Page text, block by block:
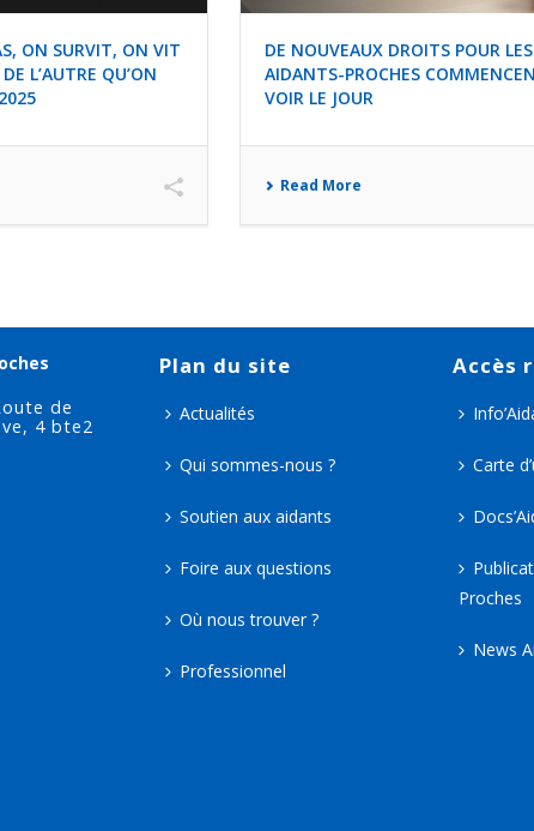
ON SURVIT, ON VIT
L’AUTRE QU’ON
DE NOUVEAUX DROITS POUR LES
AIDANTS-PROCHES
VOIR LE JOUR
Read More
de
4 bte2
Plan du site
Actualités
Qui sommes-nous ?
Soutien aux aidants
Foire aux questions
Où nous trouver ?
Professionnel
Accès
Carte
Proches
News